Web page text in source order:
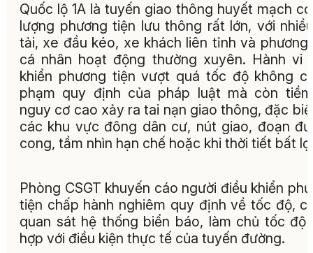
Quốc lộ 1A là tuyến giao thông huyết mạch
lượng phương tiện lưu thông rất lớn, với
tải, xe đầu kéo, xe khách liên tỉnh và phương
cá nhân hoạt động thường xuyên. Hành vi
khiển phương tiện vượt quá tốc độ không
phạm quy định của pháp luật mà còn
nguy cơ cao xảy ra tai nạn giao thông, đặc
các khu vực đông dân cư, nút giao, đoạn
cong, tầm nhìn hạn chế hoặc khi thời tiết bất
Phòng CSGT khuyến cáo người điều khiển
tiện chấp hành nghiêm quy định về tốc độ,
quan sát hệ thống biển báo, làm chủ tốc độ
hợp với điều kiện thực tế của tuyến đường.